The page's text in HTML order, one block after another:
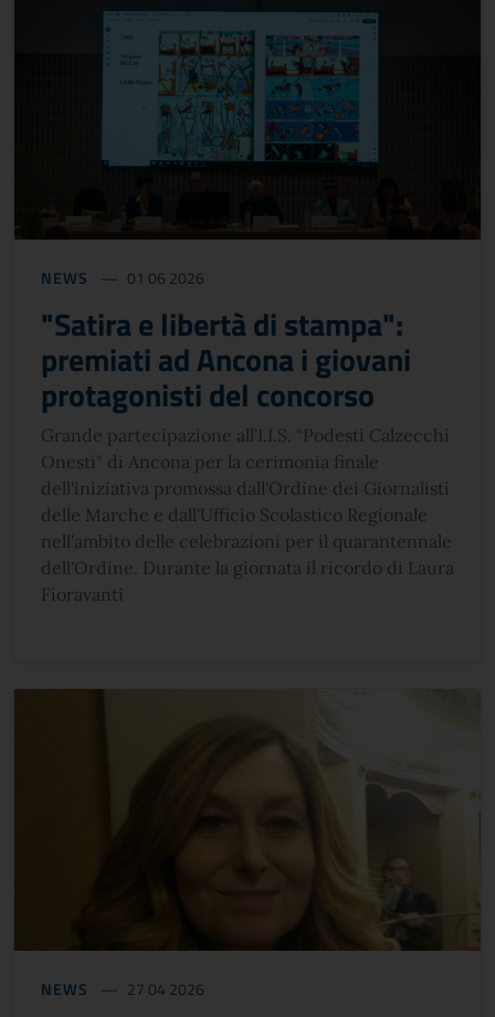
NEWS 01 06 2026
"Satira e libertà di stampa":
premiati ad Ancona i giovani
protagonisti del concorso
Grande partecipazione all'I.I.S. "Podesti Calzecchi
Onesti" di Ancona per la cerimonia finale
dell'iniziativa promossa dall'Ordine dei Giornalisti
delle Marche e dall'Ufficio Scolastico Regionale
nell'ambito delle celebrazioni per il quarantennale
dell'Ordine. Durante la giornata il ricordo di Laura
Fioravanti
NEWS 27 04 2026